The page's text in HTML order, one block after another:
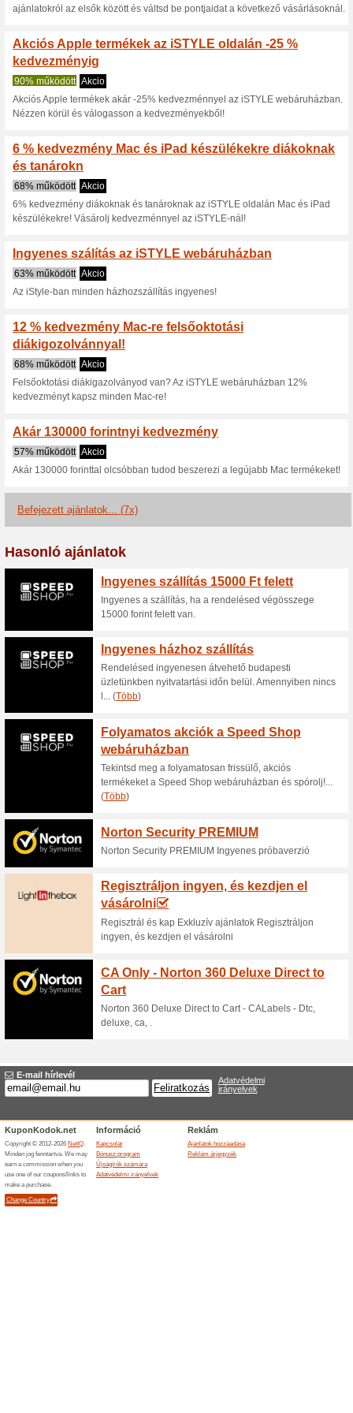
Aktuális
Akció -
iSTYLE.hu olda
Az iSTYLE.hu
akcióban lévő kijelölt
Ingyenes szállítás
100% működött
A kiszállítást a GLS
költséget 100.000 Ft
által meghatározott feltételek
információ a webáruház
ISTYLE - szállítás
100% működött Akcio
Rendelj az iSTYLE
Minden Apple kiegészítőt és
ISTYLE - Family+
100% működött
Akcio
Csatlakozz az iSTYLE
gyűjtsd a pontokat
ajánlatokról az elsők között
Akciós Apple
kedvezményig